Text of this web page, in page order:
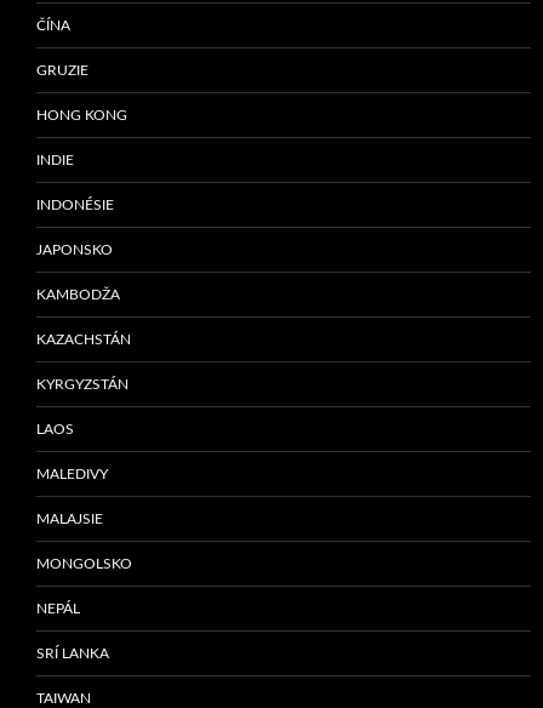
ČÍNA
GRUZIE
HONG KONG
INDIE
INDONÉSIE
JAPONSKO
KAMBODŽA
KAZACHSTÁN
KYRGYZSTÁN
LAOS
MALEDIVY
MALAJSIE
MONGOLSKO
NEPÁL
SRÍ LANKA
TAIWAN